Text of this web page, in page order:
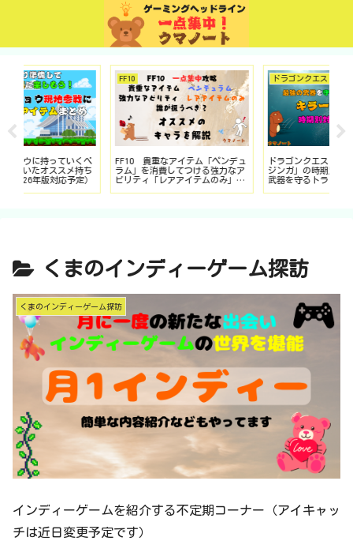
FF10
FF10 貴重なアイテム「ペンデュ
ラム」を消費してつける強力なア
ビリティ「レアアイテムのみ」を
ドラゴンクエスト6
ドラゴンクエスト6 「キラーマ
ジンガ」の時期別対策術 最強の
武器を守るトラウマ門番をねじ伏
くまのインディーゲーム探訪
くまのインディーゲーム探訪
インディーゲームを紹介する不定期コーナー（アイキャッ
チは近日変更予定です）